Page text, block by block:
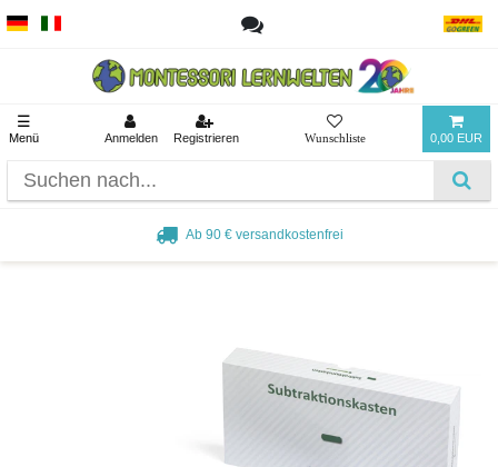
☰
Menü Anmelden Registrieren 0,00 EUR
Ab 90 € versandkostenfrei